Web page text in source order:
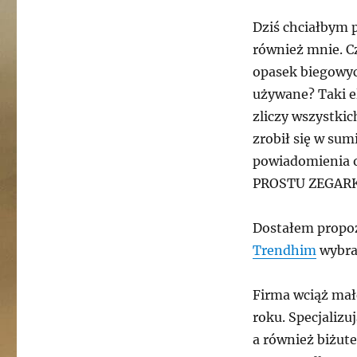
Dziś chciałbym
również mnie.
opasek
używane? Taki
zliczy
zrobił się w
powiadomienia
PROSTU
Dostałem
Trendhim
Firma wciąż
roku.
a również